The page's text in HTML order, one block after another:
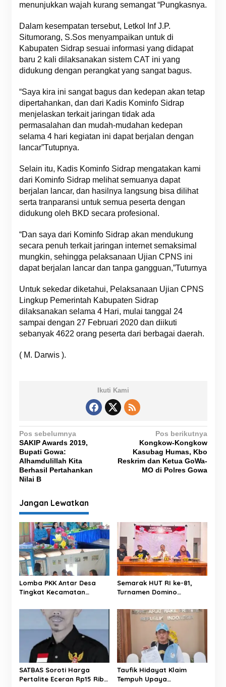
menunjukkan wajah kurang semangat “Pungkasnya.
Dalam kesempatan tersebut, Letkol Inf J.P.
Situmorang, S.Sos menyampaikan untuk di
Kabupaten Sidrap sesuai informasi yang didapat
baru 2 kali dilaksanakan sistem CAT ini yang
didukung dengan perangkat yang sangat bagus.
“Saya kira ini sangat bagus dan kedepan akan tetap
dipertahankan, dan dari Kadis Kominfo Sidrap
menjelaskan terkait jaringan tidak ada
permasalahan dan mudah-mudahan kedepan
selama 4 hari kegiatan ini dapat berjalan dengan
lancar”Tutupnya.
Selain itu, Kadis Kominfo Sidrap mengatakan kami
dari Kominfo Sidrap melihat semuanya dapat
berjalan lancar, dan hasilnya langsung bisa dilihat
serta tranparansi untuk semua peserta dengan
didukung oleh BKD secara profesional.
“Dan saya dari Kominfo Sidrap akan mendukung
secara penuh terkait jaringan internet semaksimal
mungkin, sehingga pelaksanaan Ujian CPNS ini
dapat berjalan lancar dan tanpa gangguan,”Tuturnya
Untuk sekedar diketahui, Pelaksanaan Ujian CPNS
Lingkup Pemerintah Kabupaten Sidrap
dilaksanakan selama 4 Hari, mulai tanggal 24
sampai dengan 27 Februari 2020 dan diikuti
sebanyak 4622 orang peserta dari berbagai daerah.
( M. Darwis ).
Ikuti Kami
N
a
v
i
a
s
i
p
o
s
Pos sebelumnya
SAKIP Awards 2019,
Bupati Gowa:
Alhamdulillah Kita
Berhasil Pertahankan
Nilai B
Pos berikutnya
Kongkow-Kongkow
Kasubag Humas, Kbo
Reskrim dan Ketua GoWa-
MO di Polres Gowa
Jangan Lewatkan
Lomba PKK Antar Desa
Tingkat Kecamatan
Salumokanan Utara
Semarak HUT RI ke-81,
Turnamen Domino
Hadirkan Ratusan Peserta
Se-Kabupaten Bone
SATBAS Soroti Harga
Pertalite Eceran Rp15 Ribu
Taufik Hidayat Klaim
Tempuh Upaya